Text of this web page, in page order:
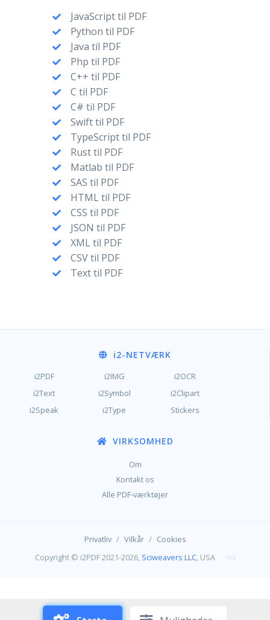
JavaScript til PDF
Python til PDF
Java til PDF
Php til PDF
C++ til PDF
C til PDF
C# til PDF
Swift til PDF
TypeScript til PDF
Rust til PDF
Matlab til PDF
SAS til PDF
HTML til PDF
CSS til PDF
JSON til PDF
XML til PDF
CSV til PDF
Text til PDF
i2-NETVÆRK
i2PDF i2IMG
i2OCR
i2Text
i2Symbol
i2Clipart
i2Speak
i2Type Stickers
VIRKSOMHED
Om
Kontakt os
Alle PDF-værktøjer
Privatliv / Vilkår / Cookies
Copyright © i2PDF 2021-2026, Sciweavers LLC, USA 194